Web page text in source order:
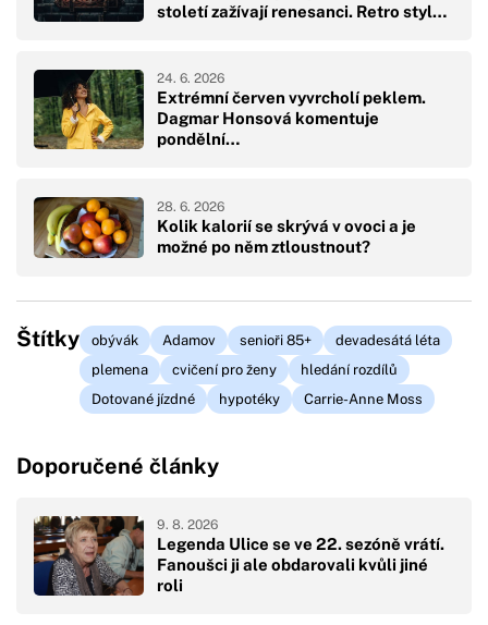
století zažívají renesanci. Retro styl…
Extrémní červen vyvrcholí peklem.
Dagmar Honsová komentuje
pondělní…
24. 6. 2026
Kolik kalorií se skrývá v ovoci a je
možné po něm ztloustnout?
28. 6. 2026
Štítky obývák Adamov senioři 85+
devadesátá léta
plemena
cvičení pro ženy
hledání rozdílů
Dotované jízdné
hypotéky Carrie-Anne Moss
Doporučené články
Legenda Ulice se ve 22. sezóně vrátí.
Fanoušci ji ale obdarovali kvůli jiné
roli
9. 8. 2026